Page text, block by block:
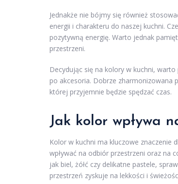
Jednakże nie bójmy się również
energii i charakteru do naszej kuchni.
pozytywną energię. Warto jednak
przestrzeni.
Decydując się na kolory w kuchni,
po akcesoria. Dobrze zharmonizowana
której przyjemnie będzie spędzać czas.
Jak kolor wpływa
Kolor w kuchni ma kluczowe znaczenie
wpływać na odbiór przestrzeni oraz na
jak biel, żółć czy delikatne pastele,
przestrzeń zyskuje na lekkości i